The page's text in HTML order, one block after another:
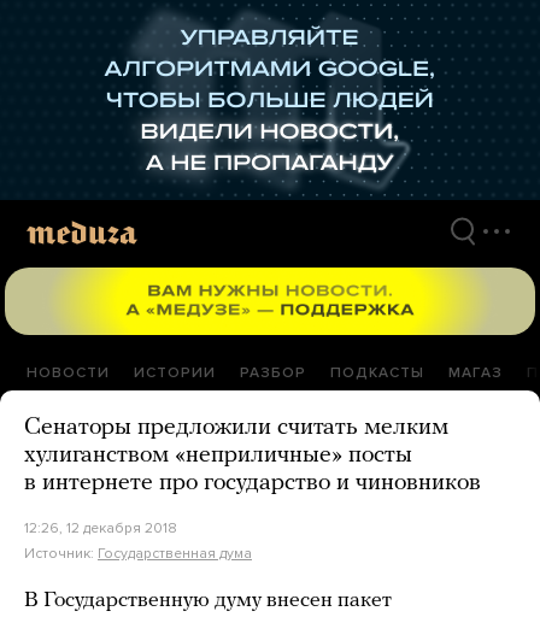
НОВОСТИ ИСТОРИИ РАЗБОР ПОДКАСТЫ МАГАЗ
Сенаторы предложили считать мелким
хулиганством «неприличные» посты
в интернете про государство и чиновников
12:26, 12 декабря 2018
Источник: Государственная дума
В Государственную думу внесен пакет